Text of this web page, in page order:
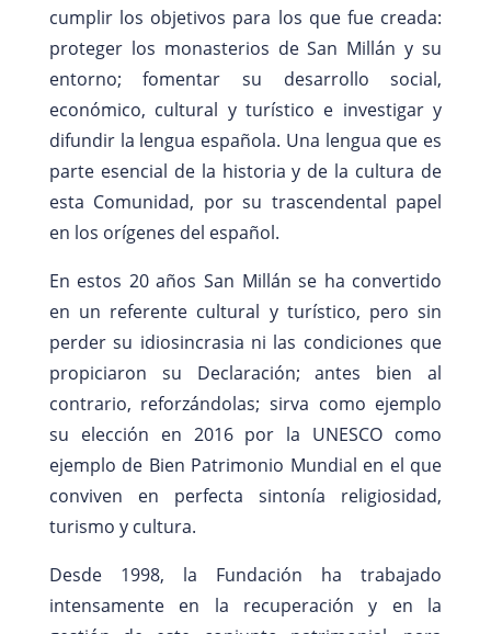
cumplir los objetivos para los que fue creada:
proteger los monasterios de San Millán y su
entorno; fomentar su desarrollo social,
económico, cultural y turístico e investigar y
difundir la lengua española. Una lengua que es
parte esencial de la historia y de la cultura de
esta Comunidad, por su trascendental papel
en los orígenes del español.
En estos 20 años San Millán se ha convertido
en un referente cultural y turístico, pero sin
perder su idiosincrasia ni las condiciones que
propiciaron su Declaración; antes bien al
contrario, reforzándolas; sirva como ejemplo
su elección en 2016 por la UNESCO como
ejemplo de Bien Patrimonio Mundial en el que
conviven en perfecta sintonía religiosidad,
turismo y cultura.
Desde 1998, la Fundación ha trabajado
intensamente en la recuperación y en la